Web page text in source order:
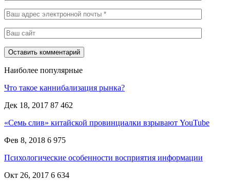
Наиболее популярные
Что такое каннибализация рынка?
Дек 18, 2017 87 462
«Семь слив» китайской провинциалки взрывают YouTube
Фев 8, 2018 6 975
Психологические особенности восприятия информации
Окт 26, 2017 6 634